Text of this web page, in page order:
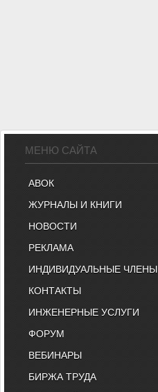
МЕНЮ САЙТА
АВОК
ЖУРНАЛЫ И КНИГИ
НОВОСТИ
РЕКЛАМА
ИНДИВИДУАЛЬНЫЕ ЧЛЕНЫ
КОНТАКТЫ
ИНЖЕНЕРНЫЕ УСЛУГИ
ФОРУМ
ВЕБИНАРЫ
БИРЖА ТРУДА